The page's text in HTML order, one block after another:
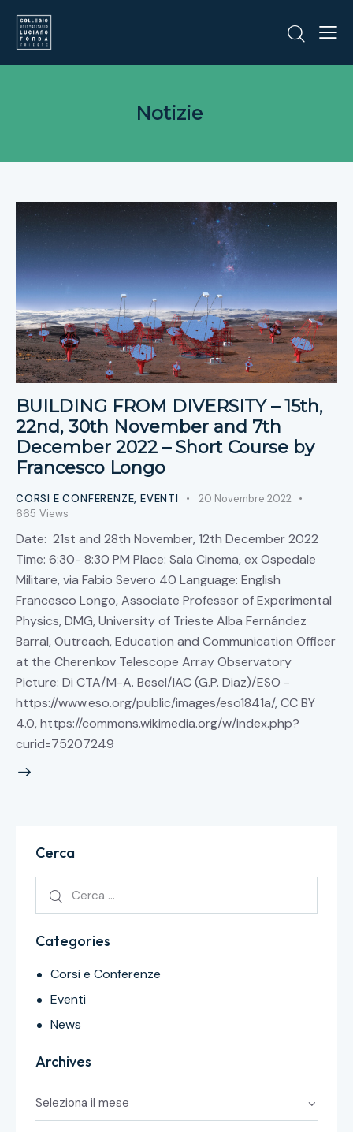
Notizie
BUILDING FROM DIVERSITY – 15th,
22nd, 30th November and 7th
December 2022 – Short Course by
Francesco Longo
CORSI E CONFERENZE,EVENTI
20 Novembre 2022
665 Views
Date: 21st and 28th November, 12th December 2022
Time: 6:30- 8:30 PM Place: Sala Cinema, ex Ospedale
Militare, via Fabio Severo 40 Language: English
Francesco Longo, Associate Professor of Experimental
Physics, DMG, University of Trieste Alba Fernández
Barral, Outreach, Education and Communication Officer
at the Cherenkov Telescope Array Observatory
Picture: Di CTA/M-A. Besel/IAC (G.P. Diaz)/ESO -
https://www.eso.org/public/images/eso1841a/, CC BY
4.0, https://commons.wikimedia.org/w/index.php?
curid=75207249
Cerca
Categories
Corsi e Conferenze
Eventi
News
Archives